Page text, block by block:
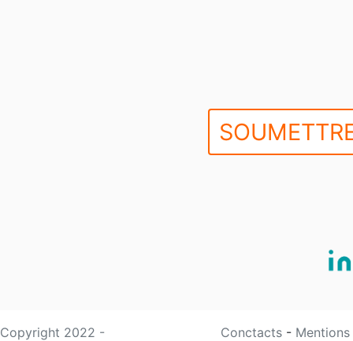
Copyright 2022 -
Conctacts -